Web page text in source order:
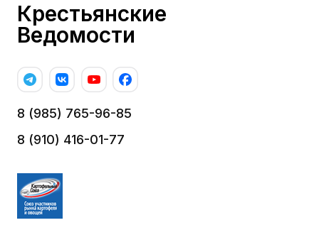
Крестьянские
Ведомости
8 (985) 765-96-85
8 (910) 416-01-77